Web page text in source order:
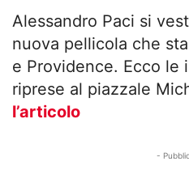
Alessandro Paci si
nuova pellicola che
e Providence. Ecco le
riprese al piazzale
l’articolo
-